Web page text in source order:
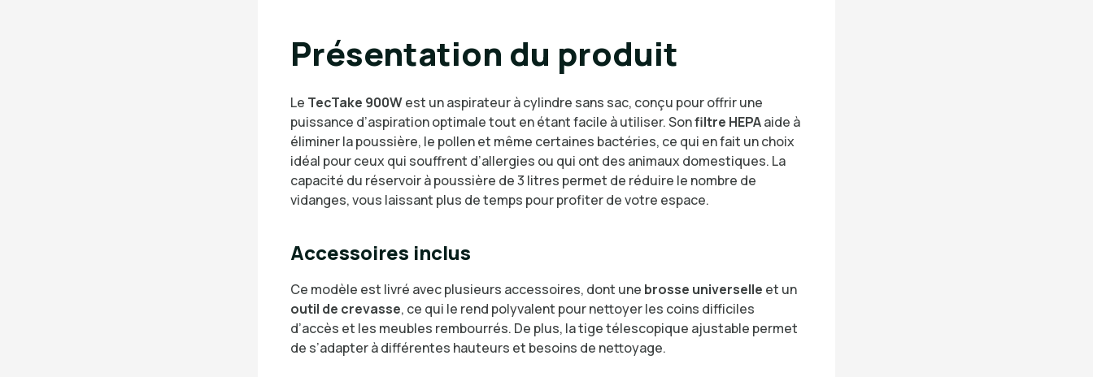
Présentation du produit
Le TecTake 900West un aspirateur à cylindre sans sac, conçu pour offrir une
puissance d’aspiration optimale tout en étant facile à utiliser. Sonfiltre HEPAaide à
éliminer la poussière, le pollen et même certaines bactéries, ce qui en fait un choix
idéal pour ceux qui souffrent d’allergies ou qui ont des animaux domestiques. La
capacité du réservoir à poussière de 3 litres permet de réduire le nombre de
vidanges, vous laissant plus de temps pour profiter de votre espace.
Accessoires inclus
Ce modèle est livré avec plusieurs accessoires, dont une brosse universelle et un
outil de crevasse, ce qui le rend polyvalent pour nettoyer les coins difficiles
d’accès et les meubles rembourrés. De plus, la tige télescopique ajustable permet
de s’adapter à différentes hauteurs et besoins de nettoyage.